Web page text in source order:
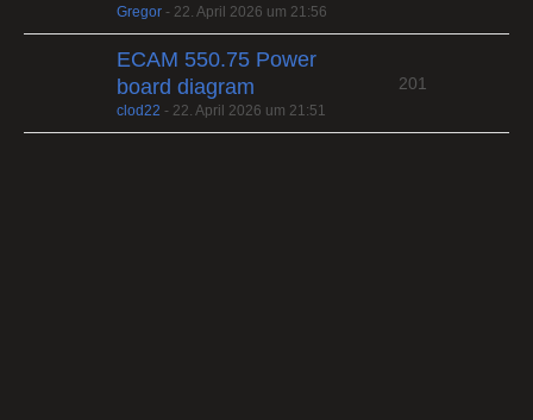
Gregor - 22. April 2026 um 21:56
ECAM 550.75 Power
board diagram
clod22 - 22. April 2026 um 21:51
201